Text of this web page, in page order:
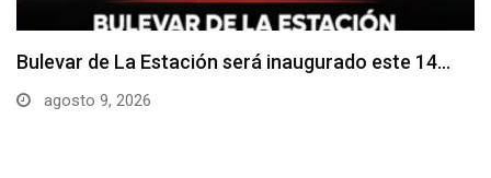
Adoquines levantados generan preocupación en
dos vías de…